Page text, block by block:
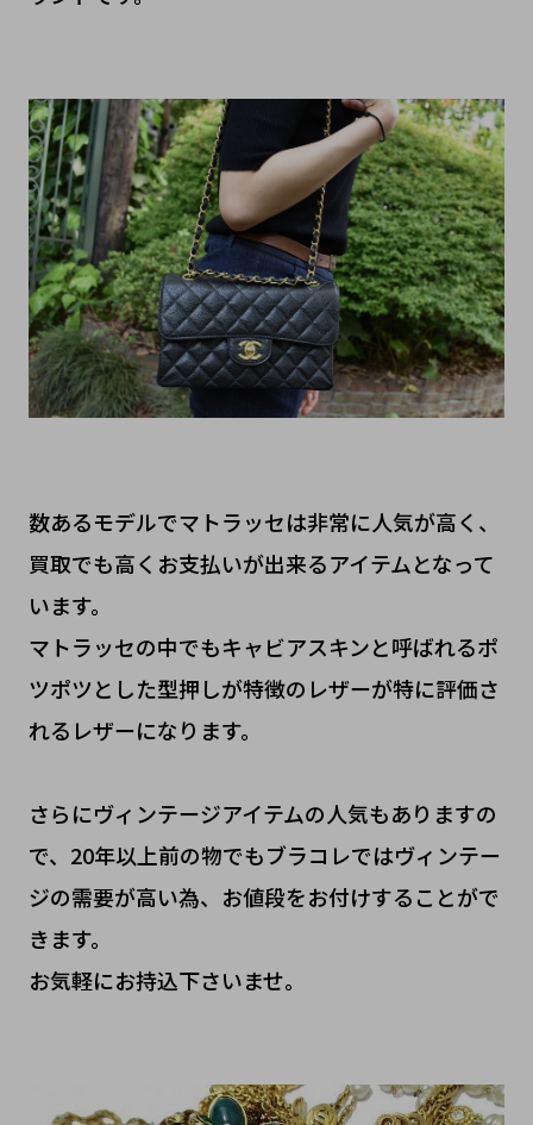
数あるモデルでマトラッセは非常に人気が高く、
買取でも高くお支払いが出来るアイテムとなって
います。
マトラッセの中でもキャビアスキンと呼ばれるポ
ツポツとした型押しが特徴のレザーが特に評価さ
れるレザーになります。
さらにヴィンテージアイテムの人気もありますの
で、20年以上前の物でもブラコレではヴィンテー
ジの需要が高い為、お値段をお付けすることがで
きます。
お気軽にお持込下さいませ。